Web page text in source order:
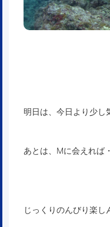
明日は、今日より少し
あとは、Mに会えれば
じっくりのんびり楽し